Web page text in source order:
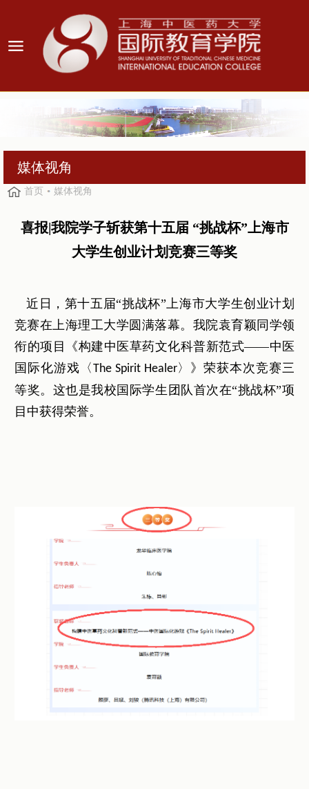
媒体视角
首页 媒体视角
喜报|我院学子斩获第十五届 “挑战杯”上海市
大学生创业计划竞赛三等奖
近日，第十五届“挑战杯”上海市大学生创业计划
竞赛在上海理工大学圆满落幕。我院袁育颖同学领
衔的项目《构建中医草药文化科普新范式——中医
国际化游戏〈The Spirit Healer〉》荣获本次竞赛三
等奖。这也是我校国际学生团队首次在“挑战杯”项
目中获得荣誉。